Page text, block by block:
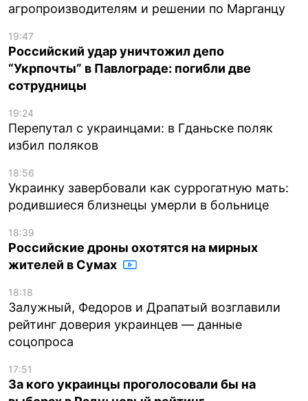
агропроизводителям и решении по Марганцу
19:47
Российский удар уничтожил депо
“Укрпочты” в Павлограде: погибли две
сотрудницы
19:24
Перепутал с украинцами: в Гданьске поляк
избил поляков
18:56
Украинку завербовали как суррогатную мать:
родившиеся близнецы умерли в больнице
18:39
Российские дроны охотятся на мирных
жителей в Сумах
18:18
Залужный, Федоров и Драпатый возглавили
рейтинг доверия украинцев — данные
соцопроса
17:51
За кого украинцы проголосовали бы на